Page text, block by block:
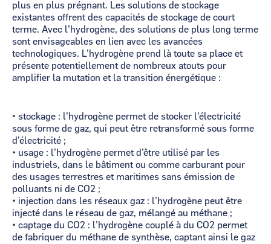
plus en plus prégnant. Les solutions de stockage
existantes offrent des capacités de stockage de court
terme. Avec l’hydrogène, des solutions de plus long terme
sont envisageables en lien avec les avancées
technologiques. L’hydrogène prend là toute sa place et
présente potentiellement de nombreux atouts pour
amplifier la mutation et la transition énergétique :
• stockage : l’hydrogène permet de stocker l’électricité
sous forme de gaz, qui peut être retransformé sous forme
d’électricité ;
• usage : l’hydrogène permet d’être utilisé par les
industriels, dans le bâtiment ou comme carburant pour
des usages terrestres et maritimes sans émission de
polluants ni de CO2 ;
• injection dans les réseaux gaz : l’hydrogène peut être
injecté dans le réseau de gaz, mélangé au méthane ;
• captage du CO2 : l’hydrogène couplé à du CO2 permet
de fabriquer du méthane de synthèse, captant ainsi le gaz